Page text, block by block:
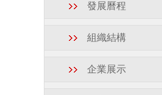
發展曆程
組織結構
企業展示